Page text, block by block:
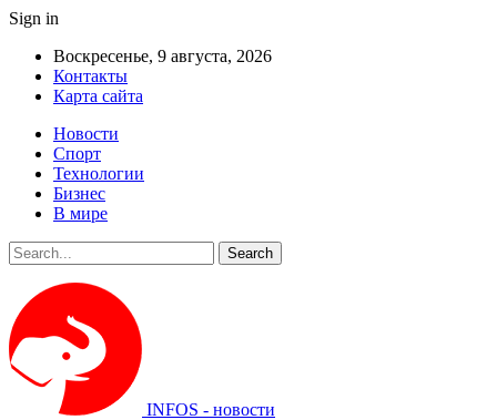
Sign in
Воскресенье, 9 августа, 2026
Контакты
Карта сайта
Новости
Спорт
Технологии
Бизнес
В мире
INFOS - новости